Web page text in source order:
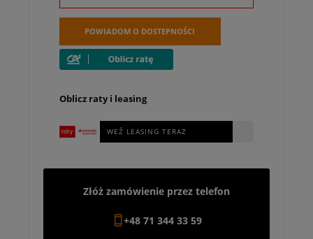
POWIADOM O DOSTEPNOŚCI
Oblicz raty i leasing
WEŹ LEASING TERAZ
Złóż zamówienie przez telefon
+48 71 344 33 59